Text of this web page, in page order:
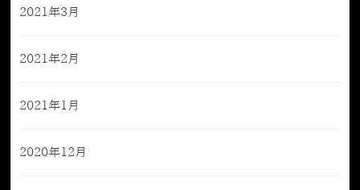
2021年3月
2021年2月
2021年1月
2020年12月